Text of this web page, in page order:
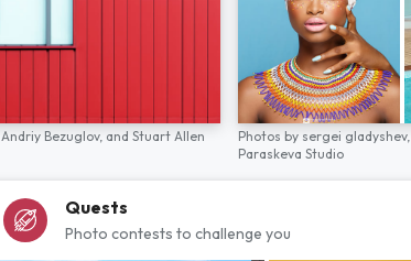
Andriy Bezuglov, and Stuart Allen Photos by sergei gladyshev,
Paraskeva Studio
Quests
Photo contests to challenge you